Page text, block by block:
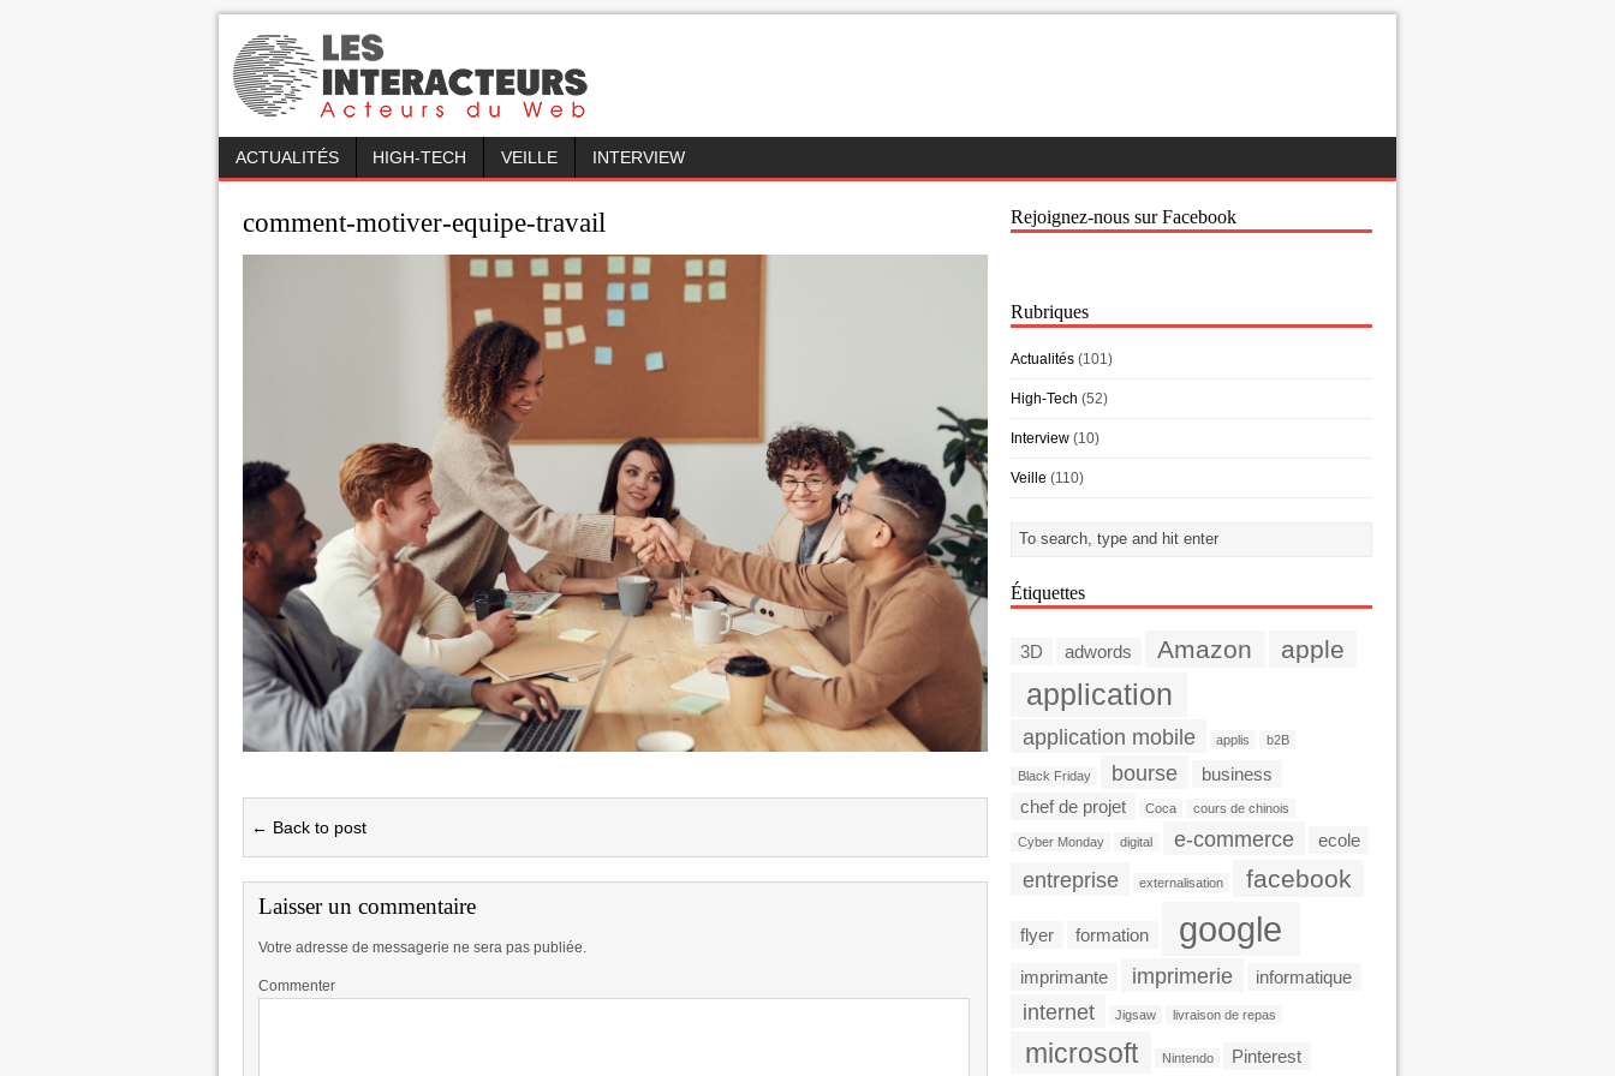
ACTUALITÉS HIGH-TECH VEILLE INTERVIEW
comment-motiver-equipe-travail
← Back to post
Laisser un commentaire
Votre adresse de messagerie ne sera pas publiée.
Commenter
Rejoignez-nous sur Facebook
Rubriques
Actualités (101)
High-Tech (52)
Interview (10)
Veille (110)
Étiquettes
3D adwords Amazon apple
application
application mobile applis b2B
Black Friday bourse
business
chef de projet
Coca cours de chinois
Cyber Monday digital e-commerce ecole
entreprise externalisation facebook
flyer formation google
imprimante imprimerie informatique
internet Jigsaw livraison de repas
microsoft Nintendo Pinterest